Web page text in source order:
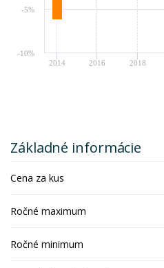
2014 2016 2018
-10%
-5%
Základné informácie
Cena za kus
Ročné maximum
Ročné minimum